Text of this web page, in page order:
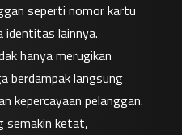
seperti nomor kartu
lainnya.
hanya merugikan
berdampak langsung
kepercayaan pelanggan.
semakin ketat,